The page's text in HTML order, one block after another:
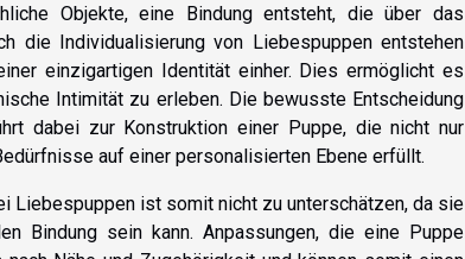
Objekte, eine Bindung entsteht, die über das
die Individualisierung von Liebespuppen entstehen
einzigartigen Identität einher. Dies ermöglicht es
Intimität zu erleben. Die bewusste Entscheidung
dabei zur Konstruktion einer Puppe, die nicht nur
auf einer personalisierten Ebene erfüllt.
Liebespuppen ist somit nicht zu unterschätzen, da sie
Bindung sein kann. Anpassungen, die eine Puppe